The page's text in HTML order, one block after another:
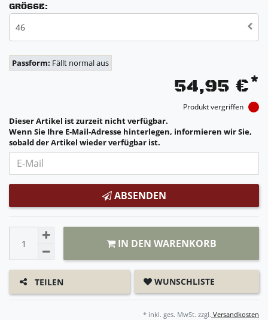
GRÖSSE:
46
Passform: Fällt normal aus
54,95 €*
Produkt vergriffen
Dieser Artikel ist zurzeit nicht verfügbar.
Wenn Sie Ihre E-Mail-Adresse hinterlegen, informieren wir Sie,
sobald der Artikel wieder verfügbar ist.
ABSENDEN
IN DEN WARENKORB
TEILEN WUNSCHLISTE
* inkl. ges. MwSt. zzgl. Versandkosten